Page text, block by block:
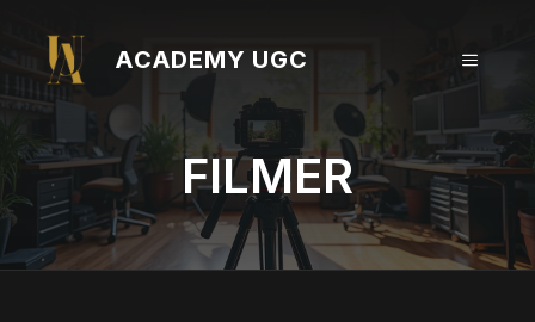
contenu
ACADEMY UGC MENU
FILMER